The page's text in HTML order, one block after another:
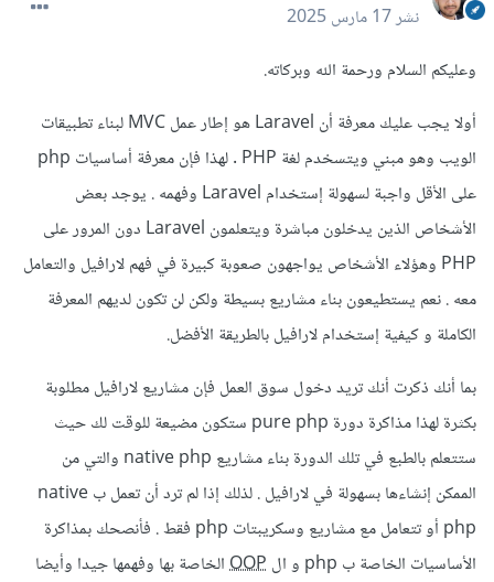
نشر17 مارس 2025
وعليكم السلام ورحمة الله وبركاته.
أولا يجب عليك معرفة أن Laravel هو إطار عمل MVC لبناء تطبيقات
الويب وهو مبني ويتسخدم لغة PHP . لهذا فإن معرفة أساسيات php
على الأقل واجبة لسهولة إستخدام Laravel وفهمه . يوجد بعض
الأشخاص الذين يدخلون مباشرة ويتعلمون Laravel دون المرور على
PHP وهؤلاء الأشخاص يواجهون صعوبة كبيرة في فهم لارافيل والتعامل
معه . نعم يستطيعون بناء مشاريع بسيطة ولكن لن تكون لديهم المعرفة
الكاملة و كيفية إستخدام لارافيل بالطريقة الأفضل.
بما أنك ذكرت أنك تريد دخول سوق العمل فإن مشاريع لارافيل مطلوبة
بكثرة لهذا مذاكرة دورة pure php ستكون مضيعة للوقت لك حيث
ستتعلم بالطبع في تلك الدورة بناء مشاريع native php والتي من
الممكن إنشاءها بسهولة في لارافيل . لذلك إذا لم ترد أن تعمل ب native
php أو تتعامل مع مشاريع وسكريبتات php فقط . فأنصحك بمذاكرة
الأساسيات الخاصة ب php و ال
OOPالخاصة بها وفهمها جيدا وأيضا